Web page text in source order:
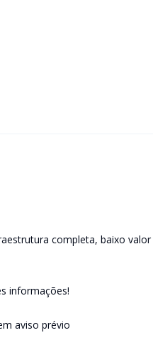
completa, baixo
informações!
aviso prévio